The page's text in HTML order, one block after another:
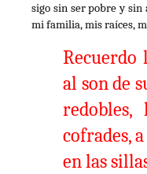
sigo sin ser pobre y
mi familia, mis raíces,
Recuerdo
al son de
cofrades,
en las